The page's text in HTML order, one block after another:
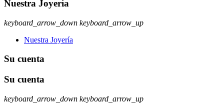
Nuestra Joyería
keyboard_arrow_down keyboard_arrow_up
Nuestra Joyería
Su cuenta
Su cuenta
keyboard_arrow_down keyboard_arrow_up